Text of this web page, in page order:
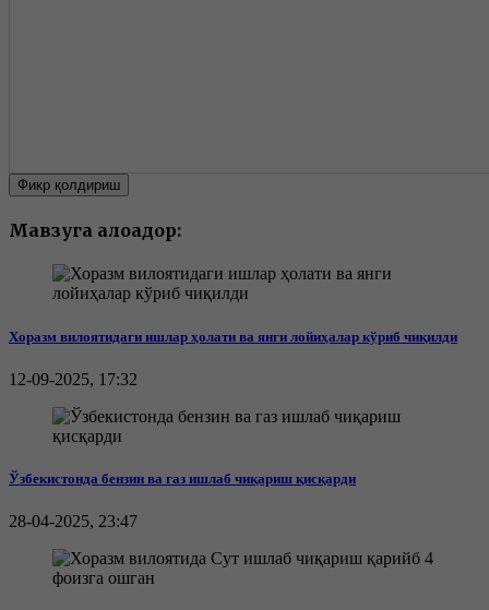
Фикр қолдириш
Мавзуга алоқадор:
Хоразм вилоятидаги ишлар ҳолати ва янги лойиҳалар кўриб чиқилди
12-09-2025, 17:32
Ўзбекистонда бензин ва газ ишлаб чиқариш қисқарди
28-04-2025, 23:47